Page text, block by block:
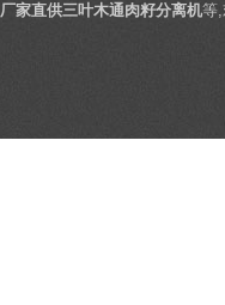
厂家直供三叶木通肉籽分离机等